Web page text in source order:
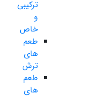
ترکیبی
و
خاص
طعم
های
ترش
طعم
های